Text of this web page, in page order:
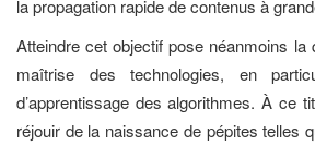
la propagation rapide de contenus à
Atteindre cet objectif pose néanmoins la
maîtrise des technologies, en
d’apprentissage des algorithmes. À ce
réjouir de la naissance de pépites telles